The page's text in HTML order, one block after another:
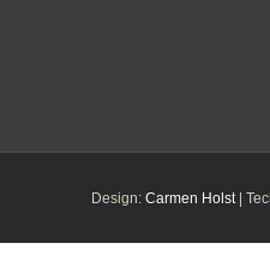
Design:Carmen Holst|